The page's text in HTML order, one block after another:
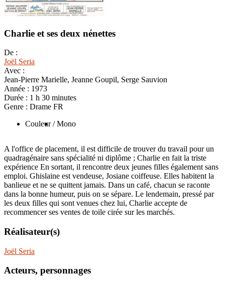
Charlie et ses deux nénettes
De :
Joël Seria
Avec :
Jean-Pierre Marielle, Jeanne Goupil, Serge Sauvion
Année : 1973
Durée : 1 h 30 minutes
Genre : Drame FR
Couleur / Mono
A l'office de placement, il est difficile de trouver du travail pour un
quadragénaire sans spécialité ni diplôme ; Charlie en fait la triste
expérience En sortant, il rencontre deux jeunes filles également sans
emploi. Ghislaine est vendeuse, Josiane coiffeuse. Elles habitent la
banlieue et ne se quittent jamais. Dans un café, chacun se raconte
dans la bonne humeur, puis on se sépare. Le lendemain, pressé par
les deux filles qui sont venues chez lui, Charlie accepte de
recommencer ses ventes de toile cirée sur les marchés.
Réalisateur(s)
Joël Seria
Acteurs, personnages